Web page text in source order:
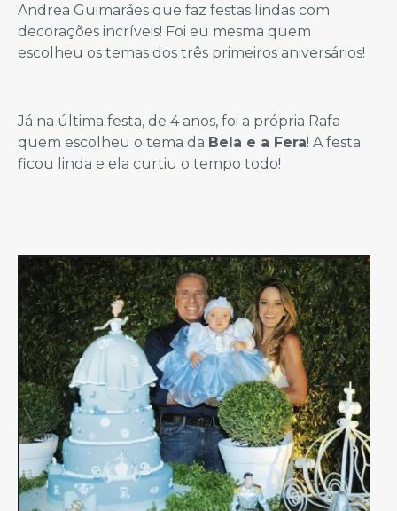
Andrea Guimarães que faz festas lindas com
decorações incríveis! Foi eu mesma quem
escolheu os temas dos três primeiros aniversários!
Já na última festa, de 4 anos, foi a própria Rafa
quem escolheu o tema da Bela e a Fera! A festa
ficou linda e ela curtiu o tempo todo!